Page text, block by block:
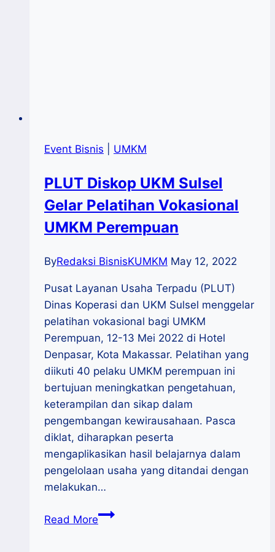
Event Bisnis UMKM
PLUT Diskop UKM Sulsel
Gelar Pelatihan Vokasional
UMKM Perempuan
ByRedaksi BisnisKUMKM May 12, 2022
Pusat Layanan Usaha Terpadu (PLUT)
Dinas Koperasi dan UKM Sulsel menggelar
pelatihan vokasional bagi UMKM
Perempuan, 12-13 Mei 2022 di Hotel
Denpasar, Kota Makassar. Pelatihan yang
diikuti 40 pelaku UMKM perempuan ini
bertujuan meningkatkan pengetahuan,
keterampilan dan sikap dalam
pengembangan kewirausahaan. Pasca
diklat, diharapkan peserta
mengaplikasikan hasil belajarnya dalam
pengelolaan usaha yang ditandai dengan
melakukan…
Read MorePLUT